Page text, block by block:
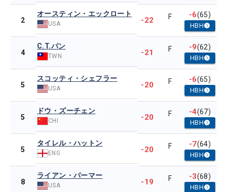
2
オースティン・エックロート
USA -22 F -6(65)
HBH
4
C.T.パン
TWN -21 F -9(62)
HBH
5
スコッティ・シェフラー
USA -20 F -6(65)
HBH
5
ドウ・ズーチェン
CHI -20 F -4(67)
HBH
5
タイレル・ハットン
ENG -20 F -7(64)
HBH
8
ライアン・パーマー
USA -19 F -3(68)
HBH